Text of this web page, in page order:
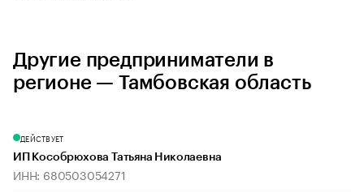
Другие предприниматели в
регионе — Тамбовская область
ДЕЙСТВУЕТ
ИП Кособрюхова Татьяна Николаевна
ИНН: 680503054271